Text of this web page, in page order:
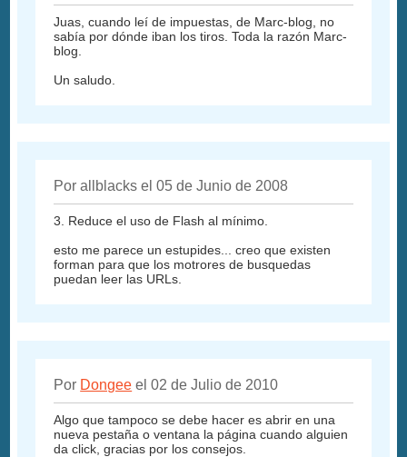
Juas, cuando leí de impuestas, de Marc-blog, no
sabía por dónde iban los tiros. Toda la razón Marc-
blog.
Un saludo.
Por allblacks el 05 de Junio de 2008
3. Reduce el uso de Flash al mínimo.
esto me parece un estupides... creo que existen
forman para que los motrores de busquedas
puedan leer las URLs.
Por Dongee el 02 de Julio de 2010
Algo que tampoco se debe hacer es abrir en una
nueva pestaña o ventana la página cuando alguien
da click, gracias por los consejos.